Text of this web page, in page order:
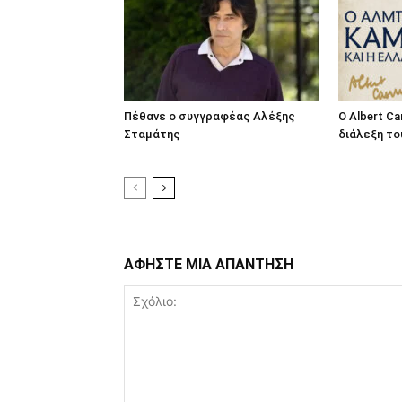
Πέθανε ο συγγραφέας Αλέξης
Σταμάτης
O Albert
διάλεξη
ΑΦΗΣΤΕ ΜΙΑ ΑΠΑΝΤΗΣΗ